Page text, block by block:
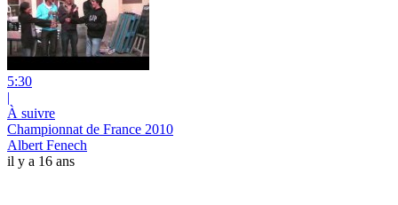
5:30
|
À suivre
Championnat de France 2010
Albert Fenech
il y a 16 ans